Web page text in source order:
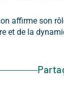
affirme son
et de la